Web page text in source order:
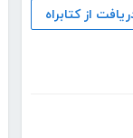
از کتابراه